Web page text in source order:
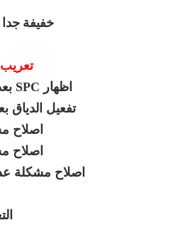
خفيفة جدا
تعريب
اظهار SPC بعد التعريب لكل هواتف سامسونج
تفعيل الدياق
اصلاح
اصلاح
اصلاح مشكلة